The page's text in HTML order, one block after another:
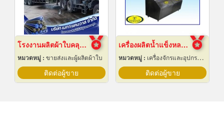
โรงงานผลิตผ้าใบคลุมรถบรรทุก
หมวดหมู่ : ขายส่งและผู้ผลิตผ้าใบ
ติดต่อผู้ขาย
เครื่องผลิตน้ำแข็งหลอด เชียงใหม่
หมวดหมู่ : เครื่องจักรและอุปกรณ์ผลิตน้ำแข็ง
ติดต่อผู้ขาย